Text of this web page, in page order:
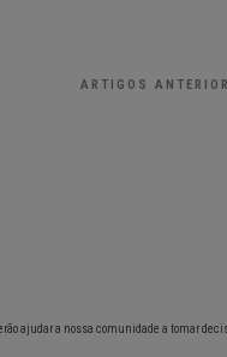
ARTIGOS
ajudar a nossa comunidade a tomar